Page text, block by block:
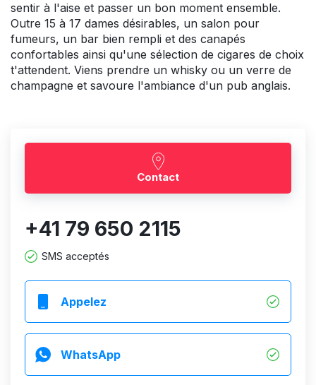
sentir à l'aise et passer un bon moment ensemble.
Outre 15 à 17 dames désirables, un salon pour
fumeurs, un bar bien rempli et des canapés
confortables ainsi qu'une sélection de cigares de choix
t'attendent. Viens prendre un whisky ou un verre de
champagne et savoure l'ambiance d'un pub anglais.
Contact
+41 79 650 2115
SMS acceptés
Appelez
WhatsApp